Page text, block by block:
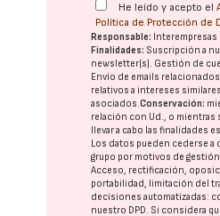
He leído y acepto el
Política de Protección de
Responsable: Interempresas
Finalidades: Suscripción a
newsletter(s). Gestión de
Envío de emails
relativos a intereses
asociados.Conservación:
relación con Ud., o mientras
llevar a cabo las finalidades
Los datos pueden cederse a
grupo por motivos de
Acceso, rectificación,
portabilidad, limitación del
decisiones automatizadas:
nuestro DPD. Si considera